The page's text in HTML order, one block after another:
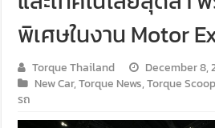
พิเศษในงาน Motor
Torque Thailand
December 8,
New Car,Torque News,Torque Scoop
รถ